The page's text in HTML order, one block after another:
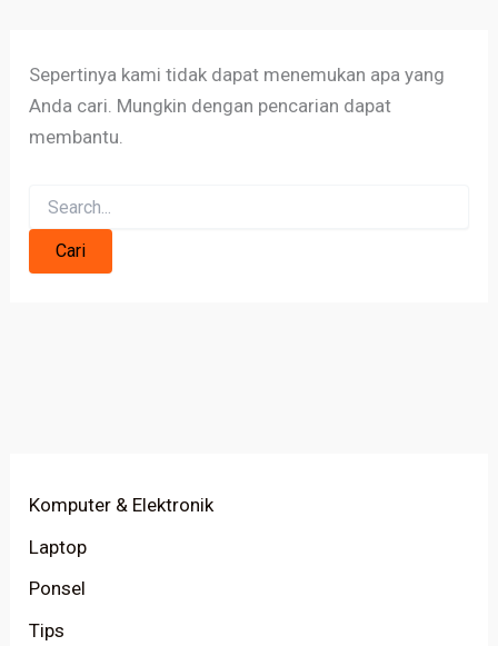
Sepertinya kami tidak dapat menemukan apa yang
Anda cari. Mungkin dengan pencarian dapat
membantu.
Komputer & Elektronik
Laptop
Ponsel
Tips